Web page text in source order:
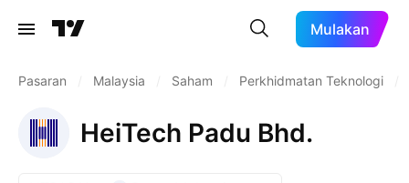
Mulakan
Pasaran Malaysia Saham Perkhidmatan Teknologi
HeiTech Padu Bhd.